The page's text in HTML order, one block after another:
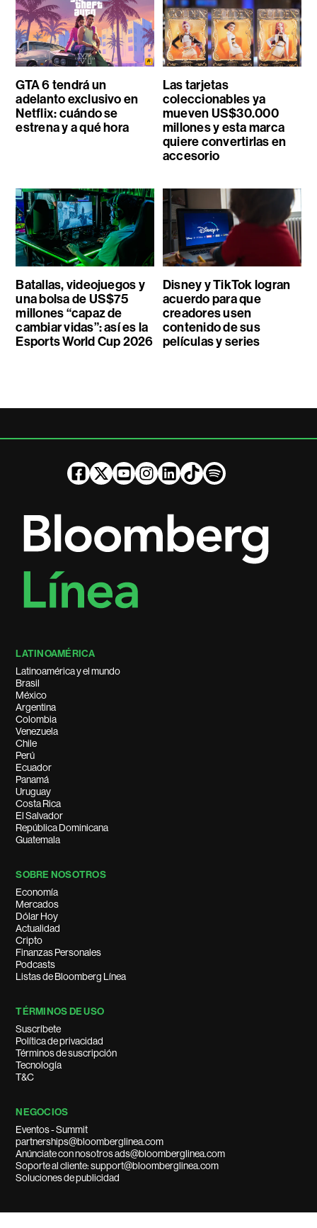
GTA 6 tendrá un
adelanto exclusivo en
Netflix: cuándo se
estrena y a qué hora
Las tarjetas
coleccionables ya
mueven US$30.000
millones y esta marca
quiere convertirlas en
accesorio
Batallas, videojuegos y
una bolsa de US$75
millones “capaz de
cambiar vidas”: así es la
Esports World Cup 2026
Disney y TikTok logran
acuerdo para que
creadores usen
contenido de sus
películas y series
LATINOAMÉRICA
Latinoamérica y el mundo
Brasil
México
Argentina
Colombia
Venezuela
Chile
Perú
Ecuador
Panamá
Uruguay
Costa Rica
El Salvador
República Dominicana
Guatemala
SOBRE NOSOTROS
Economía
Mercados
Dólar Hoy
Actualidad
Cripto
Finanzas Personales
Podcasts
Listas de Bloomberg Línea
TÉRMINOS DE USO
Suscríbete
Política de privacidad
Términos de suscripción
Tecnología
T&C
NEGOCIOS
Eventos - Summit
partnerships@bloomberglinea.com
Anúnciate con nosotros ads@bloomberglinea.com
Soporte al cliente: support@bloomberglinea.com
Soluciones de publicidad